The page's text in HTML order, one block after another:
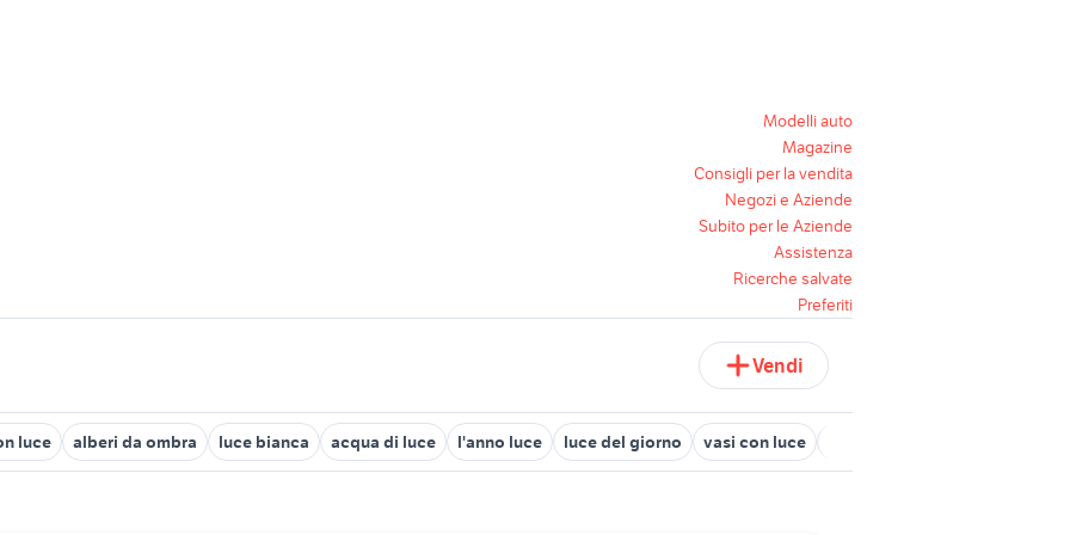
Modelli auto
Magazine
Consigli per la vendita
Negozi e Aziende
Subito per le Aziende
Assistenza
Ricerche salvate
Preferiti
Vendi
luce alberi da ombra luce bianca acqua di luce l'anno luce luce del giorno vasi con luce